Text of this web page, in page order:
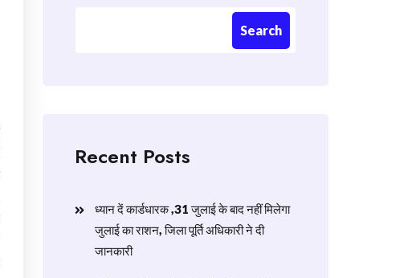
Search
Recent Posts
ध्यान दें कार्डधारक ,31 जुलाई के बाद नहीं मिलेगा
जुलाई का राशन, जिला पूर्ति अधिकारी ने दी
जानकारी